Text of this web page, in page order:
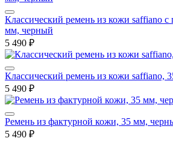
Классический ремень из кожи saffiano с
мм, черный
5 490 ₽
Классический ремень из кожи saffiano,
5 490 ₽
Ремень из фактурной кожи, 35 мм,
5 490 ₽